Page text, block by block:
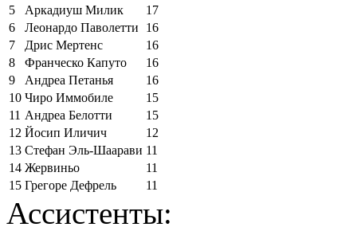
5
Аркадиуш Милик
17
6
Леонардо Паволетти
16
7
Дрис Мертенс
16
8
Франческо Капуто
16
9
Андреа Петанья
16
10 Чиро Иммобиле
15
11 Андреа Белотти
15
12 Йосип Иличич
12
13 Стефан Эль-Шаарави 11
14 Жервиньо
11
15 Грегоре Дефрель 11
Ассистенты: